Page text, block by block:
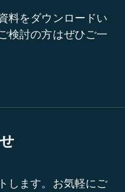
料をダウンロードい
検討の方はぜひご一
します。お気軽にご